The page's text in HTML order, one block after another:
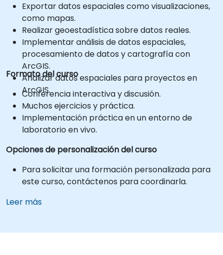
Exportar datos espaciales como visualizaciones,
como mapas.
Realizar geoestadística sobre datos reales.
Implementar análisis de datos espaciales,
procesamiento de datos y cartografía con
ArcGIS.
Analizar datos espaciales para proyectos en
ArcGIS.
Formato del curso
Conferencia interactiva y discusión.
Muchos ejercicios y práctica.
Implementación práctica en un entorno de
laboratorio en vivo.
Opciones de personalización del curso
Para solicitar una formación personalizada para
este curso, contáctenos para coordinarla.
Leer más